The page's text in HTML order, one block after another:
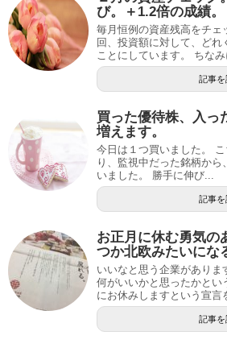
び。＋1.2倍の成績。
毎月恒例の資産残高をチェ
回、投資額に対して、どれ
ことにしています。 ちな
記事を
買った優待株、入っ
増えます。
今日は１つ買いました。
り、監視中だった銘柄から
いました。 勝手に伸び...
記事を
お正月に休む勇気の
つか北欧みたいにな
いいなと思う企業がありま
何がいいかと思ったかとい
にお休みしますという宣言
記事を